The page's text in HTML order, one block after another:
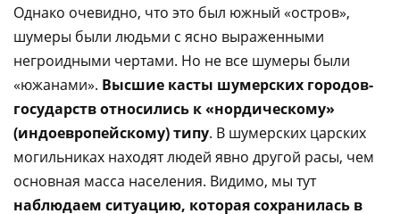
Однако очевидно, что это был южный «остров»,
шумеры были людьми с ясно выраженными
негроидными чертами. Но не все шумеры были
«южанами». Высшие касты шумерских городов-
государств относились к «нордическому»
(индоевропейскому) типу. В шумерских царских
могильниках находят людей явно другой расы, чем
основная масса населения. Видимо, мы тут
наблюдаем ситуацию, которая сохранилась в